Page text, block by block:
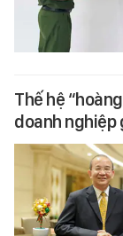
Thế hệ
doanh nghiệp